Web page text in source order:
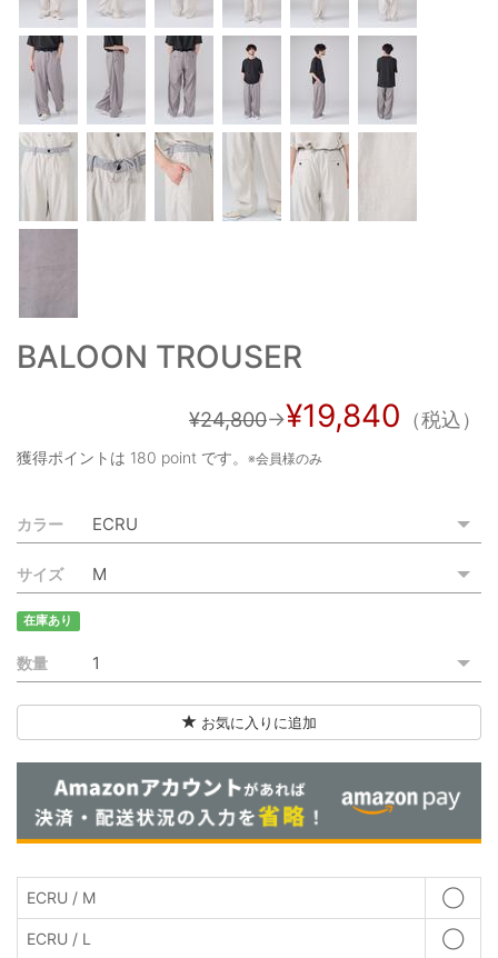
OUTLET : アウトレット
MENS : メンズ
LADIES : レディース
新規会員登録
お買い物カゴ
ご利用規約
BALOON TROUSER
¥24,800→¥19,840 （税込）
獲得ポイントは 180 point です。 ※会員様のみ
カラー
サイズ
在庫あり
数量
お気に入りに追加
ECRU / M ◯
ECRU / L ◯